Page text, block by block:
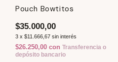
Pouch Bowtitos
$35.000,00
3 x $11.666,67 sin interés
$26.250,00 con Transferencia o
depósito bancario